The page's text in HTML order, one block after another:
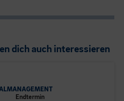
dich auch interessieren
Endtermin